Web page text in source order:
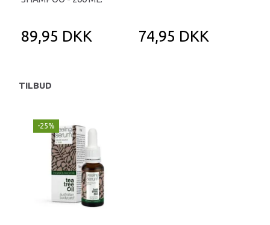
89,95 DKK 74,95 DKK
TILBUD
-25%